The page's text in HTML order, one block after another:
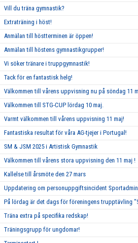
Vill du träna gymnastik?
Extraträning i höst!
Anmälan till höstterminen är öppen!
Anmälan till höstens gymnastikgrupper!
Vi söker tränare i truppgymnastik!
Tack för en fantastisk helg!
Välkommen till vårens uppvisning nu på söndag 11
Välkommen till STG-CUP lördag 10 maj.
Varmt välkommen till vårens uppvisning 11 maj!
Fantastiska resultat för våra AG-tjejer i Portugal!
SM & JSM 2025 i Artistisk Gymnastik
Välkommen till vårens stora uppvisning den 11 maj !
Kallelse till årsmöte den 27 mars
Uppdatering om personuppgiftsincident Sportadmin
På lördag är det dags för föreningens trupptävling
Träna extra på specifika redskap!
Träningsgrupp för ungdomar!